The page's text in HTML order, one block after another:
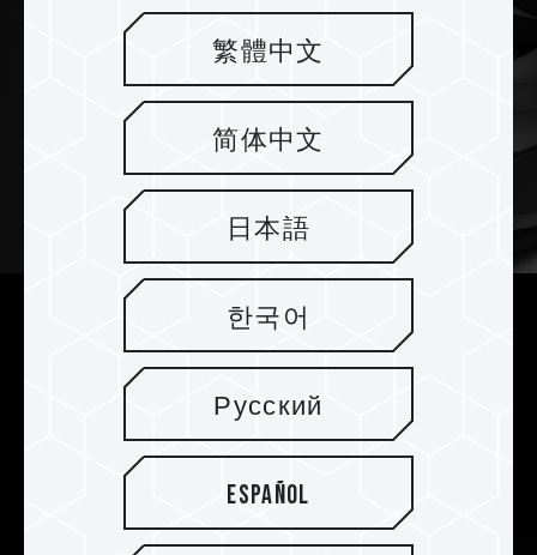
Hochstabile Schwingungsdämpfer
Mit präzisionsgefertigten Dämpfern reduziert
das Gebläse Vibrationen und Geräusche und
sorgt so für einen effizienten und leisen Betrieb
über längere Zeiträume für optimale Stabilität.
繁體中文
简体中文
日本語
한국어
Русский
Español